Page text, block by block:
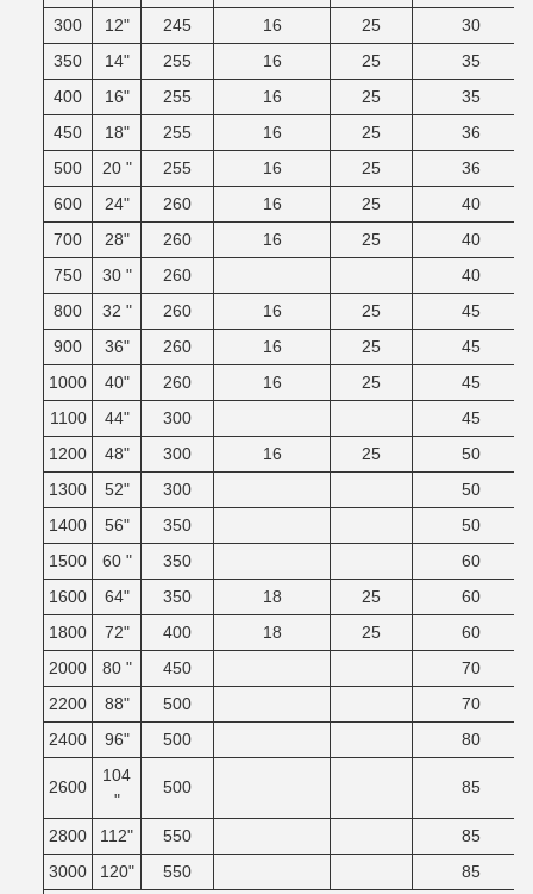
300
12" 245 16 25
30
350
14" 255 16 25
35
400
16" 255 16 25
35
450
18" 255 16 25
36
500
20 " 255 16 25
36
600
24" 260 16 25
40
700
28" 260 16 25
40
750
30 " 260
40
800
32 " 260 16 25
45
900
36" 260 16 25
45
1000
40" 260 16 25
45
1100
44" 300
45
1200
48" 300 16 25
50
1300
52" 300
50
1400
56" 350
50
1500
60 " 350
60
1600
64" 350 18 25
60
1800
72" 400 18 25
60
2000
80 " 450
70
2200
88" 500
70
2400
96" 500 80
2600
104
"
500 85
2800 112" 550
85
3000
120" 550 85